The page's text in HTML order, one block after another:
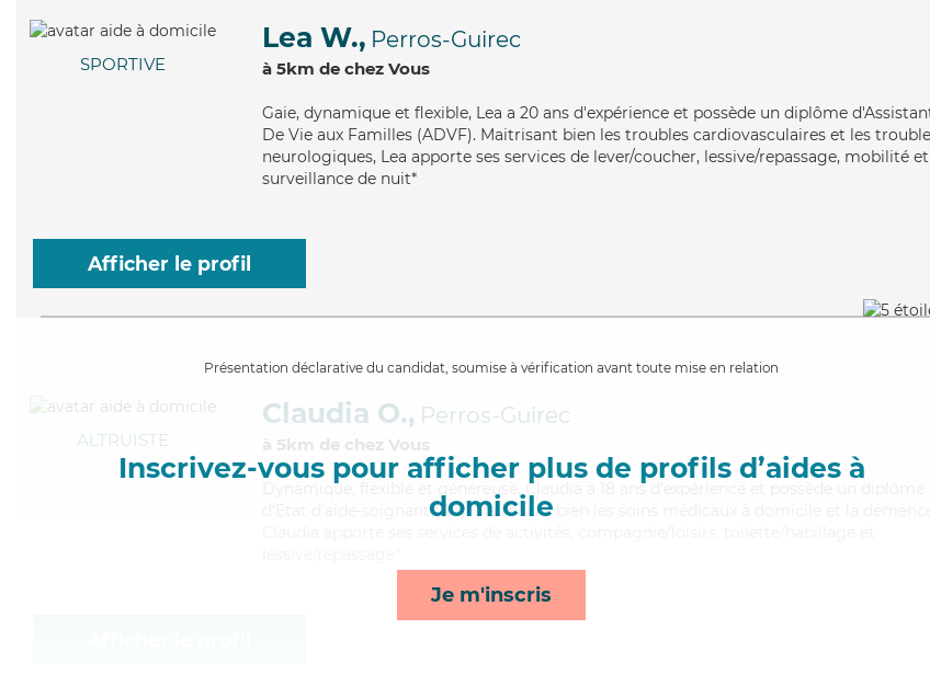
SPORTIVE
Lea W., Perros-Guirec
à 5km de chez Vous
Gaie, dynamique et flexible, Lea a 20 ans d'expérience et possède un diplôme
De Vie aux Familles (ADVF). Maitrisant bien les troubles cardiovasculaires et les
neurologiques, Lea apporte ses services de lever/coucher, lessive/repassage, mobilité et
surveillance de nuit*
Afficher le profil
Présentation déclarative du candidat, soumise à vérification avant toute mise en relation
Inscrivez-vous pour afficher plus de profils d’aides à
domicile
Je m'inscris
ALTRUISTE
Claudia O., Perros-Guirec
à 5km de chez Vous
Dynamique
, flexible et généreuse, Claudia a 18 ans d'expérience et possède un diplôme
d'Etat d'aide-soignant (AS). Maitrisant bien les soins médicaux à domicile et la démence,